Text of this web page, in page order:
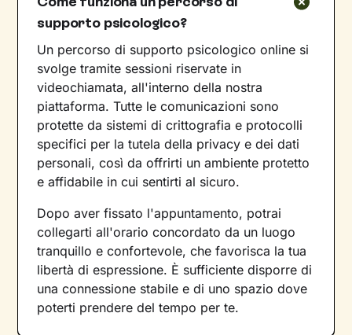
supporto psicologico?
Un percorso di supporto psicologico online si
svolge tramite sessioni riservate in
videochiamata, all'interno della nostra
piattaforma. Tutte le comunicazioni sono
protette da sistemi di crittografia e protocolli
specifici per la tutela della privacy e dei dati
personali, così da offrirti un ambiente protetto
e affidabile in cui sentirti al sicuro.
Dopo aver fissato l'appuntamento, potrai
collegarti all'orario concordato da un luogo
tranquillo e confortevole, che favorisca la tua
libertà di espressione. È sufficiente disporre di
una connessione stabile e di uno spazio dove
poterti prendere del tempo per te.